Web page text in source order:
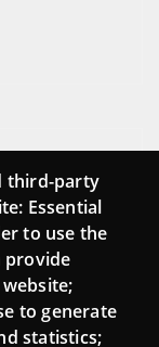
third-party
Essential
to use the
provide
to generate
statistics;